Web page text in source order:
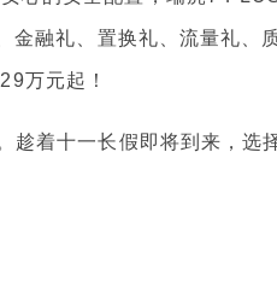
融礼、置换礼、流量礼、
万元起！
着十一长假即将到来，选